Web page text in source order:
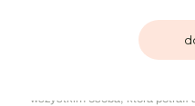
psychoterapeuta online
wszystkim osoba, która potrafi